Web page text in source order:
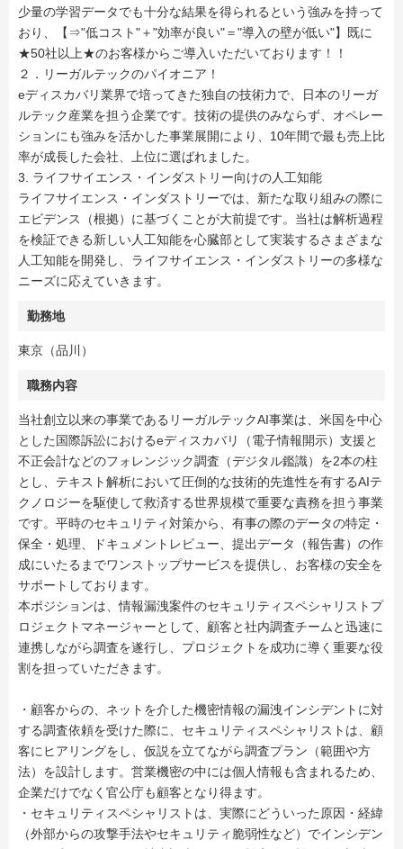
少量の学習データでも十分な結果を得られるという強みを持って
おり、【⇒"低コスト"＋"効率が良い"＝"導入の壁が低い"】既に
★50社以上★のお客様からご導入いただいております！！
２．リーガルテックのパイオニア！
eディスカバリ業界で培ってきた独自の技術力で、日本のリーガ
ルテック産業を担う企業です。技術の提供のみならず、オペレー
ションにも強みを活かした事業展開により、10年間で最も売上比
率が成長した会社、上位に選ばれました。
3. ライフサイエンス・インダストリー向けの人工知能
ライフサイエンス・インダストリーでは、新たな取り組みの際に
エビデンス（根拠）に基づくことが大前提です。当社は解析過程
を検証できる新しい人工知能を心臓部として実装するさまざまな
人工知能を開発し、ライフサイエンス・インダストリーの多様な
ニーズに応えていきます。
勤務地
東京（品川）
職務内容
当社創立以来の事業であるリーガルテックAI事業は、米国を中心
とした国際訴訟におけるeディスカバリ（電子情報開示）支援と
不正会計などのフォレンジック調査（デジタル鑑識）を2本の柱
とし、テキスト解析において圧倒的な技術的先進性を有するAIテ
クノロジーを駆使して救済する世界規模で重要な責務を担う事業
です。平時のセキュリティ対策から、有事の際のデータの特定・
保全・処理、ドキュメントレビュー、提出データ（報告書）の作
成にいたるまでワンストップサービスを提供し、お客様の安全を
サポートしております。
本ポジションは、情報漏洩案件のセキュリティスペシャリストプ
ロジェクトマネージャーとして、顧客と社内調査チームと迅速に
連携しながら調査を遂行し、プロジェクトを成功に導く重要な役
割を担っていただきます。
・顧客からの、ネットを介した機密情報の漏洩インシデントに対
する調査依頼を受けた際に、セキュリティスペシャリストは、顧
客にヒアリングをし、仮説を立てながら調査プラン（範囲や方
法）を設計します。営業機密の中には個人情報も含まれるため、
企業だけでなく官公庁も顧客となり得ます。
・セキュリティスペシャリストは、実際にどういった原因・経緯
（外部からの攻撃手法やセキュリティ脆弱性など）でインシデン